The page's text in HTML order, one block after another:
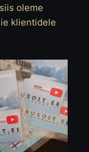
oleme
klientidele